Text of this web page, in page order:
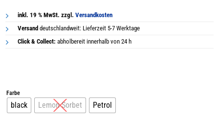
inkl. 19 % MwSt. zzgl.Versandkosten
Versand deutschlandweit: Lieferzeit 5-7 Werktage
Click & Collect: abholbereit innerhalb von 24 h
Farbe
black Lemon Sorbet Petrol